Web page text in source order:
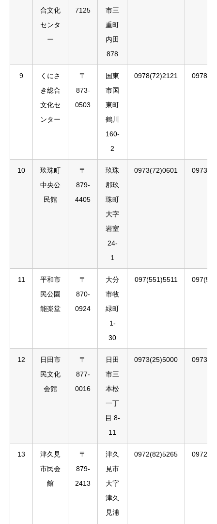
合文化
センタ
ー
7125
市三
重町
内田
878
9
くにさ
き総合
文化セ
ンター
〒
873-
0503
国東
市国
東町
鶴川
160-
2
0978(72)2121
10
玖珠町
中央公
民館
〒
879-
4405
玖珠
郡玖
珠町
大字
岩室
24-
1
0973(72)0601
11
平和市
民公園
能楽堂
〒
870-
0924
大分
市牧
緑町
1-
30
097(551)5511
12
日田市
民文化
会館
〒
877-
0016
日田
市三
本松
一丁
目 8-
11
0973(25)5000
13
津久見
市民会
館
〒
879-
2413
津久
見市
大字
津久
見浦
0972(82)5265